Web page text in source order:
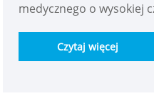
medycznego o wysokiej
większości gazów,
azotu, argon,
Czytaj więcej